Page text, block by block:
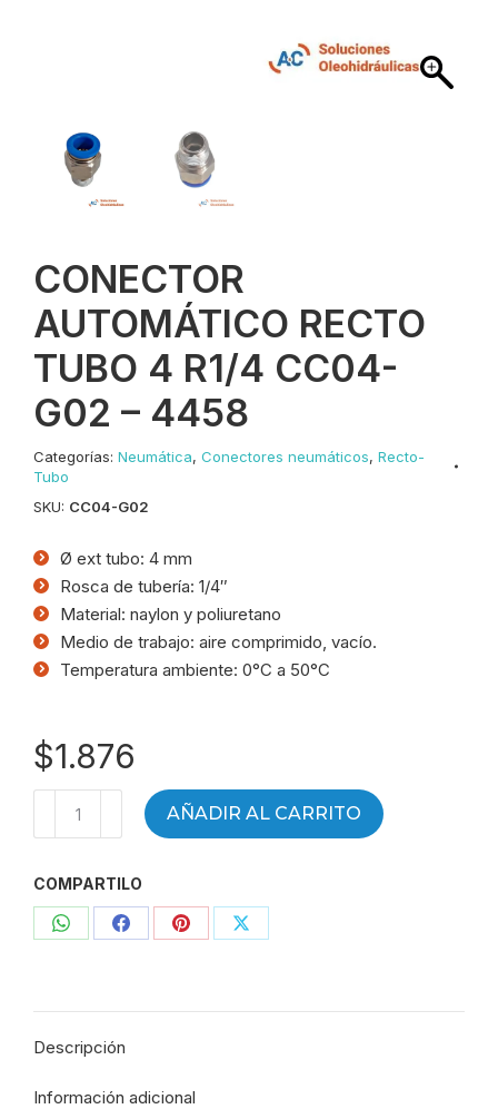
CONECTOR
AUTOMÁTICO RECTO
TUBO 4 R1/4 CC04-
G02 – 4458
Categorías: Neumática, Conectores neumáticos, Recto-
Tubo
SKU: CC04-G02
Ø ext tubo: 4 mm
Rosca de tubería: 1/4″
Material: naylon y poliuretano
Medio de trabajo: aire comprimido, vacío.
Temperatura ambiente: 0°C a 50°C
$1.876
tubo
4
R1/4
4458
AÑADIR AL CARRITO
COMPARTILO
CompartirCompartirCompartirCompartir
Descripción
Información adicional